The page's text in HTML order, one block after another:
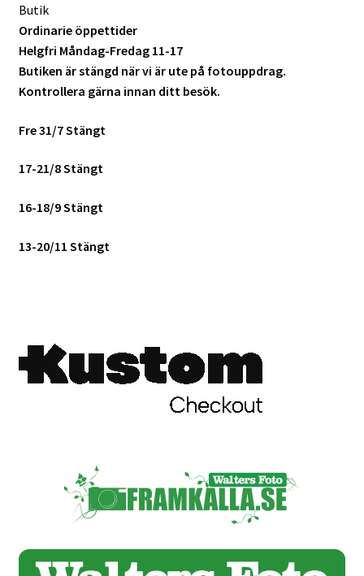
Butik
Ordinarie öppettider
Helgfri Måndag-Fredag 11-17
Butiken är stängd när vi är ute på fotouppdrag.
Kontrollera gärna innan ditt besök.
Fre 31/7 Stängt
17-21/8 Stängt
16-18/9 Stängt
13-20/11 Stängt